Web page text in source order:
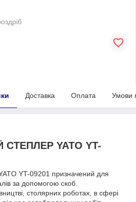
Доставка Оплата Умови
YATO YT-
YT-09201 призначений для
за допомогою скоб.
столярних роботах, в сфері